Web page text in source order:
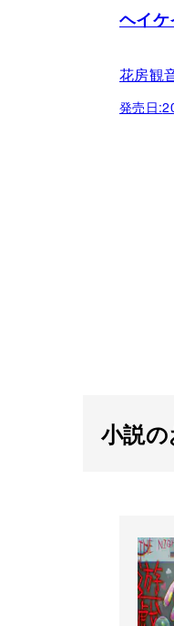
ヘイケ
花房観
発売日:
小説